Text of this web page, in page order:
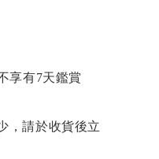
享有7天鑑賞
，請於收貨後立